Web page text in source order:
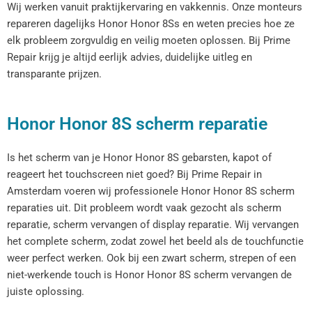
Wij werken vanuit praktijkervaring en vakkennis. Onze monteurs
repareren dagelijks Honor Honor 8Ss en weten precies hoe ze
elk probleem zorgvuldig en veilig moeten oplossen. Bij Prime
Repair krijg je altijd eerlijk advies, duidelijke uitleg en
transparante prijzen.
Honor Honor 8S scherm reparatie
Is het scherm van je Honor Honor 8S gebarsten, kapot of
reageert het touchscreen niet goed? Bij Prime Repair in
Amsterdam voeren wij professionele Honor Honor 8S scherm
reparaties uit. Dit probleem wordt vaak gezocht als scherm
reparatie, scherm vervangen of display reparatie. Wij vervangen
het complete scherm, zodat zowel het beeld als de touchfunctie
weer perfect werken. Ook bij een zwart scherm, strepen of een
niet-werkende touch is Honor Honor 8S scherm vervangen de
juiste oplossing.